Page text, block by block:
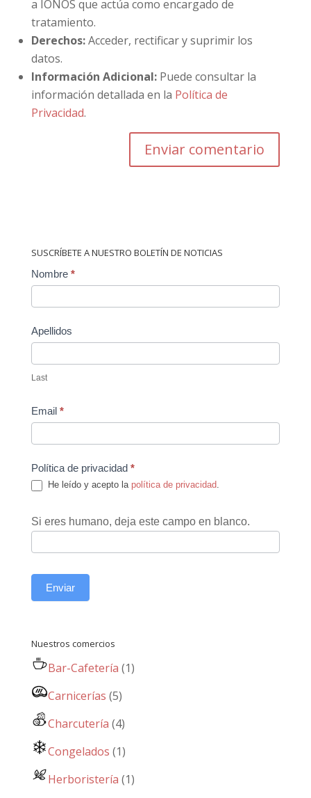
a IONOS que actúa como encargado de
tratamiento.
Derechos:Acceder, rectificar y suprimir los
datos.
Información Adicional:Puede consultar la
información detallada en la Política de
Privacidad.
SUSCRÍBETE A NUESTRO BOLETÍN DE NOTICIAS
Contact
Nombre *
Apellidos
Last
Email *
Política de privacidad *
He leído y acepto la política de privacidad.
Si eres humano, deja este campo en blanco.
Enviar
Nuestros comercios
Bar-Cafetería (1)
Carnicerías (5)
Charcutería (4)
Congelados (1)
Herboristería (1)